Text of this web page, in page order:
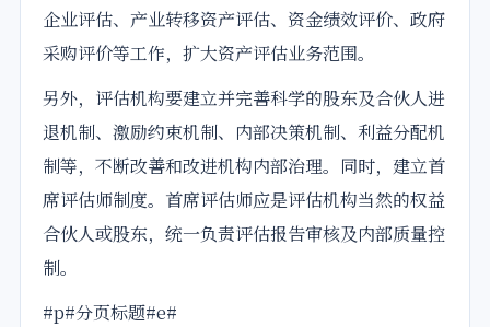
企业评估、产业转移资产评估、资金绩效评价、政府
采购评价等工作，扩大资产评估业务范围。
另外，评估机构要建立并完善科学的股东及合伙人进
退机制、激励约束机制、内部决策机制、利益分配机
制等，不断改善和改进机构内部治理。同时，建立首
席评估师制度。首席评估师应是评估机构当然的权益
合伙人或股东，统一负责评估报告审核及内部质量控
制。
#p#分页标题#e#